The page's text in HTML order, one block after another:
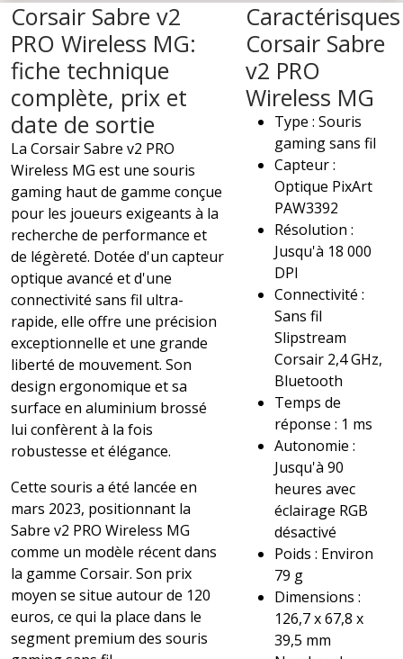
Corsair Sabre v2
PRO Wireless MG:
fiche technique
complète, prix et
date de sortie
La Corsair Sabre v2 PRO
Wireless MG est une souris
gaming haut de gamme conçue
pour les joueurs exigeants à la
recherche de performance et
de légèreté. Dotée d'un capteur
optique avancé et d'une
connectivité sans fil ultra-
rapide, elle offre une précision
exceptionnelle et une grande
liberté de mouvement. Son
design ergonomique et sa
surface en aluminium brossé
lui confèrent à la fois
robustesse et élégance.
Cette souris a été lancée en
mars 2023, positionnant la
Sabre v2 PRO Wireless MG
comme un modèle récent dans
la gamme Corsair. Son prix
moyen se situe autour de 120
euros, ce qui la place dans le
segment premium des souris
Caractérisques
Corsair Sabre
v2 PRO
Wireless MG
Type : Souris
gaming sans fil
Capteur :
Optique PixArt
PAW3392
Résolution :
Jusqu'à 18 000
DPI
Connectivité :
Sans fil
Slipstream
Corsair 2,4 GHz,
Bluetooth
Temps de
réponse : 1 ms
Autonomie :
Jusqu'à 90
heures avec
éclairage RGB
désactivé
Poids : Environ
79 g
Dimensions :
126,7 x 67,8 x
39,5 mm